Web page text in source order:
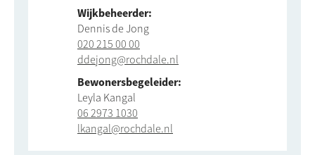
Wijkbeheerder:
Dennis de Jong
020 215 00 00
ddejong@rochdale.nl
Bewonersbegeleider:
Leyla Kangal
06 2973 1030
lkangal@rochdale.nl